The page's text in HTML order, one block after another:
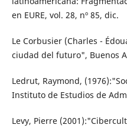
en EURE, vol. 28, nº 85, dic.
Le Corbusier (Charles -
ciudad del futuro", Buenos
Ledrut, Raymond,
Instituto de Estudios de
Levy, Pierre